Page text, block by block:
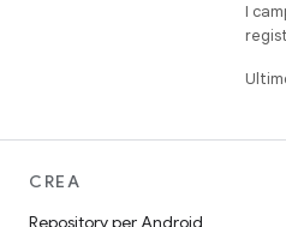
I
CREA
Repository per Android